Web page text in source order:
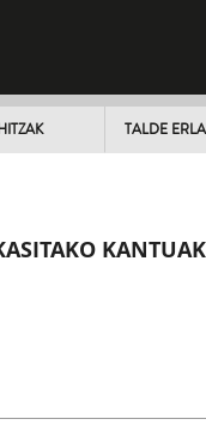
TALDE